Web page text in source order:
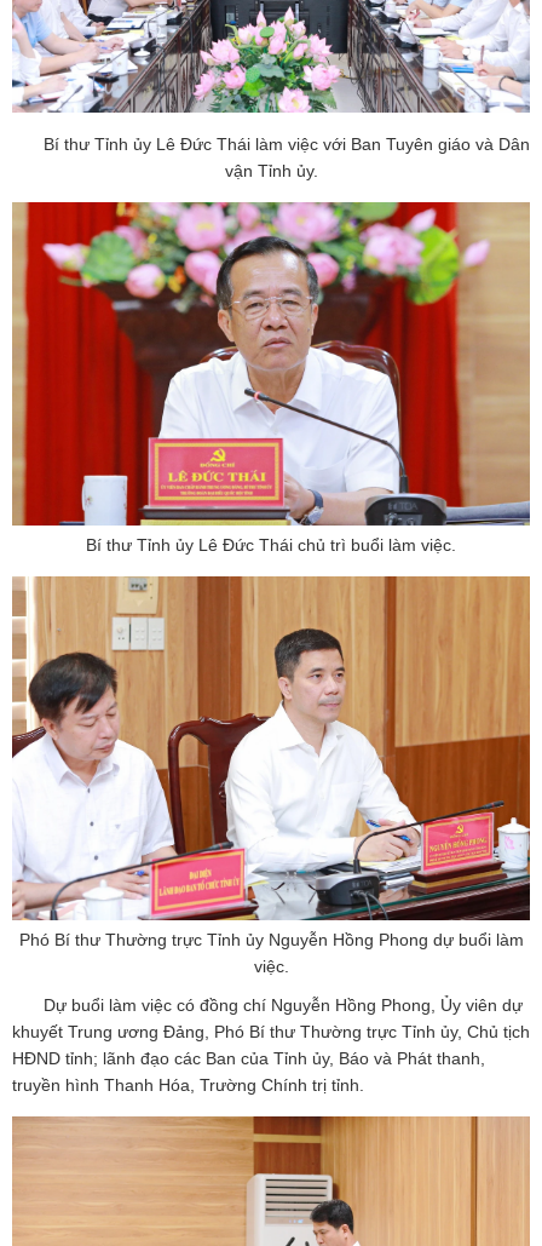
Bí thư Tỉnh ủy Lê Đức Thái làm việc với Ban Tuyên giáo và Dân
vận Tỉnh ủy.
Bí thư Tỉnh ủy Lê Đức Thái chủ trì buổi làm việc.
Phó Bí thư Thường trực Tỉnh ủy Nguyễn Hồng Phong dự buổi làm
việc.
Dự buổi làm việc có đồng chí Nguyễn Hồng Phong, Ủy viên dự
khuyết Trung ương Đảng, Phó Bí thư Thường trực Tỉnh ủy, Chủ tịch
HĐND tỉnh; lãnh đạo các Ban của Tỉnh ủy, Báo và Phát thanh,
truyền hình Thanh Hóa, Trường Chính trị tỉnh.